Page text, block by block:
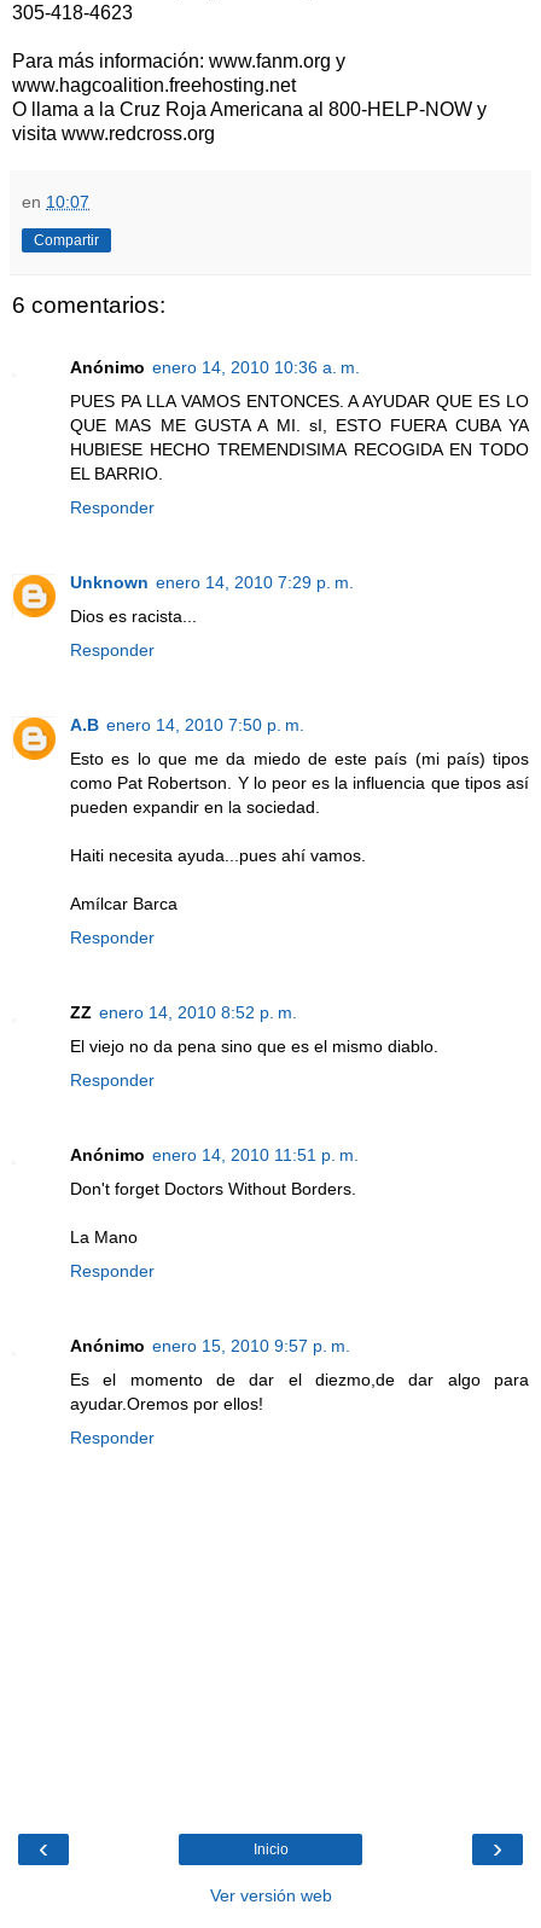
305-418-4623
Para más información: www.fanm.org y
www.hagcoalition.freehosting.net
O llama a la Cruz Roja Americana al 800-HELP-NOW y
visita www.redcross.org
en 10:07
Compartir
6 comentarios:
Anónimo enero 14, 2010 10:36 a. m.
PUES PA LLA VAMOS ENTONCES. A AYUDAR QUE ES LO
QUE MAS ME GUSTA A MI. sI, ESTO FUERA CUBA YA
HUBIESE HECHO TREMENDISIMA RECOGIDA EN TODO
EL BARRIO.
Responder
Unknown enero 14, 2010 7:29 p. m.
Dios es racista...
Responder
A.B enero 14, 2010 7:50 p. m.
Esto es lo que me da miedo de este país (mi país) tipos
como Pat Robertson. Y lo peor es la influencia que tipos así
pueden expandir en la sociedad.
Haiti necesita ayuda...pues ahí vamos.
Amílcar Barca
Responder
ZZ enero 14, 2010 8:52 p. m.
El viejo no da pena sino que es el mismo diablo.
Responder
Anónimo enero 14, 2010 11:51 p. m.
Don't forget Doctors Without Borders.
La Mano
Responder
Anónimo enero 15, 2010 9:57 p. m.
Es el momento de dar el diezmo,de dar algo para
ayudar.Oremos por ellos!
Responder
‹ ›
Inicio
Ver versión web